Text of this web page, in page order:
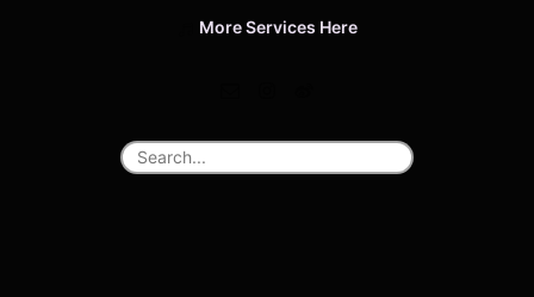
More Services Here